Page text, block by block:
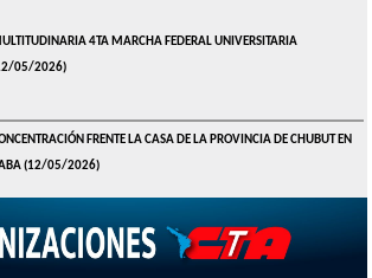
4TA MARCHA FEDERAL UNIVERSITARIA
05/2026)
FRENTE LA CASA DE LA PROVINCIA DE CHUBUT EN
(12/05/2026)
RECHAZO A LOS VETOS DE MILEI(02/10/2025)